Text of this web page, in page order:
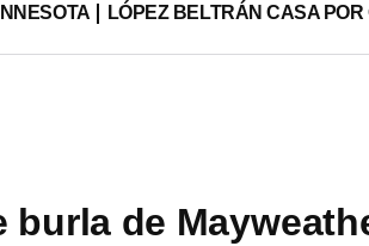
LÓPEZ BELTRÁN CASA
burla de